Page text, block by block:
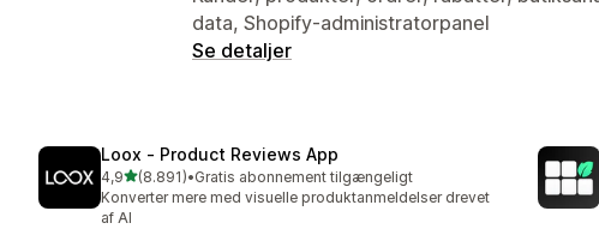
data, Shopify-administratorpanel
Se detaljer
Loox ‑ Product Reviews App
4,9ud af 5 stjerner
(8.891)
8891 anmeldelser i alt
•Gratis abonnement tilgængeligt
Konverter mere med visuelle produktanmeldelser drevet
af AI